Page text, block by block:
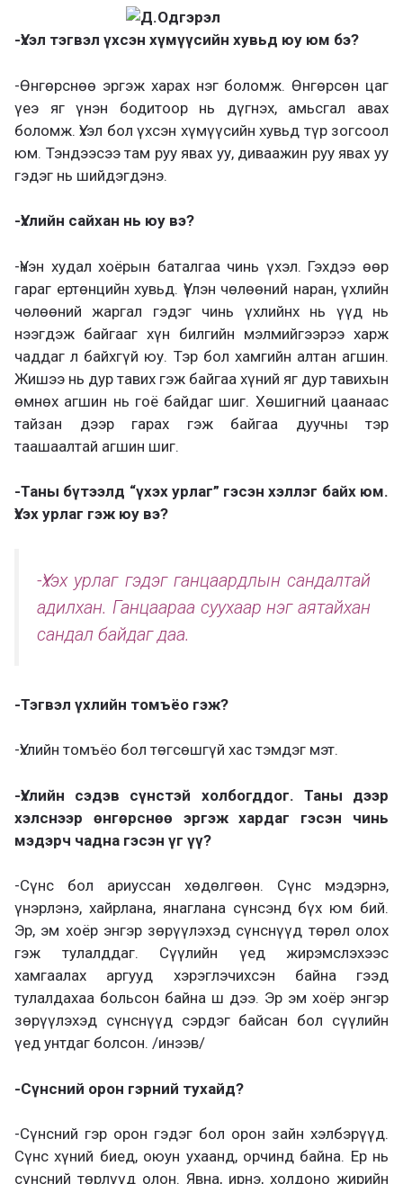
-Үхэл тэгвэл үхсэн хүмүүсийн хувьд юу юм бэ?
-Өнгөрснөө эргэж харах нэг боломж. Өнгөрсөн цаг
үеэ яг үнэн бодитоор нь дүгнэх, амьсгал авах
боломж. Үхэл бол үхсэн хүмүүсийн хувьд түр зогсоол
юм. Тэндээсээ там руу явах уу, диваажин руу явах уу
гэдэг нь шийдэгдэнэ.
-Үхлийн сайхан нь юу вэ?
-Үнэн худал хоёрын баталгаа чинь үхэл. Гэхдээ өөр
гараг ертөнцийн хувьд. Үүлэн чөлөөний наран, үхлийн
чөлөөний жаргал гэдэг чинь үхлийнх нь үүд нь
нээгдэж байгааг хүн билгийн мэлмийгээрээ харж
чаддаг л байхгүй юу. Тэр бол хамгийн алтан агшин.
Жишээ нь дур тавих гэж байгаа хүний яг дур тавихын
өмнөх агшин нь гоё байдаг шиг. Хөшигний цаанаас
тайзан дээр гарах гэж байгаа дуучны тэр
таашаалтай агшин шиг.
-Таны бүтээлд “үхэх урлаг” гэсэн хэллэг байх юм.
Үхэх урлаг гэж юу вэ?
-Үхэх урлаг гэдэг ганцаардлын сандалтай
адилхан. Ганцаараа суухаар нэг аятайхан
сандал байдаг даа.
-Тэгвэл үхлийн томъёо гэж?
-Үхлийн томъёо бол төгсөшгүй хас тэмдэг мэт.
-Үхлийн сэдэв сүнстэй холбогддог. Таны дээр
хэлснээр өнгөрснөө эргэж хардаг гэсэн чинь
мэдэрч чадна гэсэн үг үү?
-Сүнс бол ариуссан хөдөлгөөн. Сүнс мэдэрнэ,
үнэрлэнэ, хайрлана, янаглана сүнсэнд бүх юм бий.
Эр, эм хоёр энгэр зөрүүлэхэд сүнснүүд төрөл олох
гэж тулалддаг. Сүүлийн үед жирэмслэхээс
хамгаалах аргууд хэрэглэчихсэн байна гээд
тулалдахаа больсон байна ш дээ. Эр эм хоёр энгэр
зөрүүлэхэд сүнснүүд сэрдэг байсан бол сүүлийн
үед унтдаг болсон. /инээв/
-Сүнсний орон гэрний тухайд?
-Сүнсний гэр орон гэдэг бол орон зайн хэлбэрүүд.
Сүнс хүний биед, оюун ухаанд, орчинд байна. Ер нь
сүнсний төрлүүд олон. Явна, ирнэ, холдоно жирийн